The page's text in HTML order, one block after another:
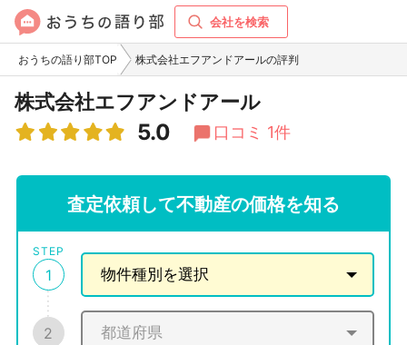
会社を検索
おうちの語り部TOP 株式会社エフアンドアールの評判
株式会社エフアンドアール
5.0 口コミ 1件
査定依頼して不動産の価格を知る
STEP
1
2